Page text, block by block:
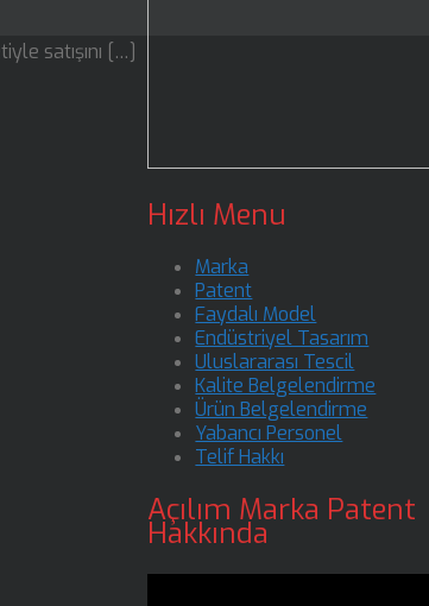
satışını […]
Hızlı Menu
Marka
Patent
Faydalı Model
Endüstriyel Tasarım
Uluslararası Tescil
Kalite Belgelendirme
Ürün Belgelendirme
Yabancı Personel
Telif Hakkı
Açılım Marka Patent
Hakkında